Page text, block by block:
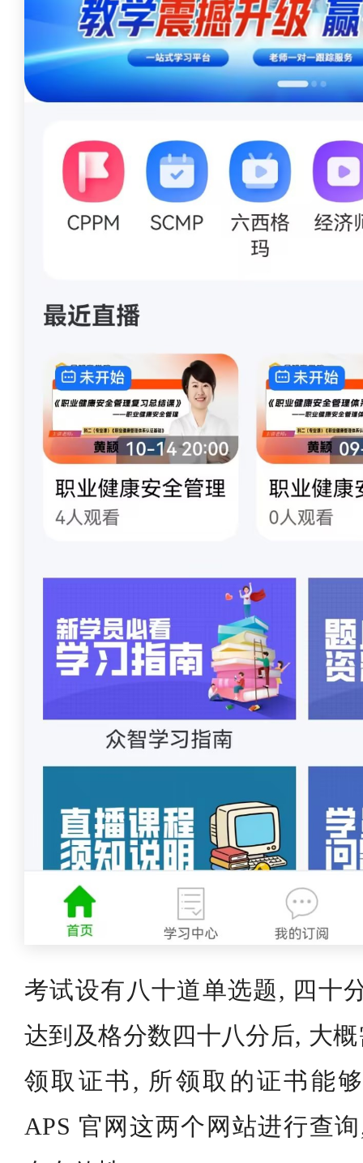
考试设有八十道单选题, 四十
达到及格分数四十八分后, 大
领取证书, 所领取的证书能
APS 官网这两个网站进行查